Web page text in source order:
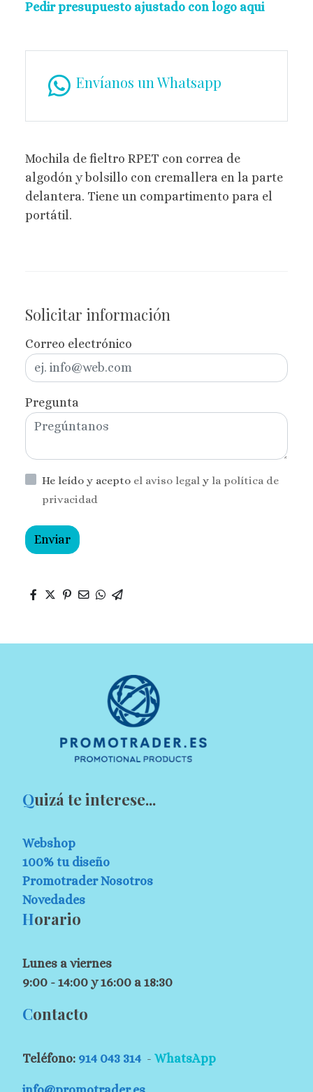
Pedir presupuesto ajustado con logo aqui
Envíanos un Whatsapp
Mochila de fieltro RPET con correa de
algodón y bolsillo con cremallera en la parte
delantera. Tiene un compartimento para el
portátil.
Solicitar información
Correo electrónico
Pregunta
He leído y acepto el aviso legal y la política de
privacidad
Enviar
Quizá te interese...
Webshop
100% tu diseño
Promotrader Nosotros
Novedades
Horario
Lunes a viernes
9:00 - 14:00 y 16:00 a 18:30
Contacto
Teléfono: 914 043 314 - WhatsApp